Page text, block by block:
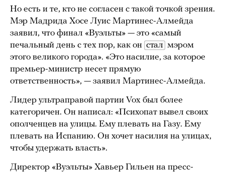
Но есть и те, кто не согласен с такой точкой зрения.
Мэр Мадрида Хосе Луис Мартинес-Алмейда
заявил, что финал «Вуэльты» — это «самый
печальный день с тех пор, как он стал мэром
этого великого города». «Это насилие, за которое
премьер-министр несет прямую
ответственность», — заявил Мартинес-Алмейда.
Лидер ультраправой партии Vox был более
категоричен. Он написал: «Психопат вывел своих
ополченцев на улицы. Ему плевать на Газу. Ему
плевать на Испанию. Он хочет насилия на улицах,
чтобы удержать власть».
Директор «Вуэльты» Хавьер Гильен на пресс-